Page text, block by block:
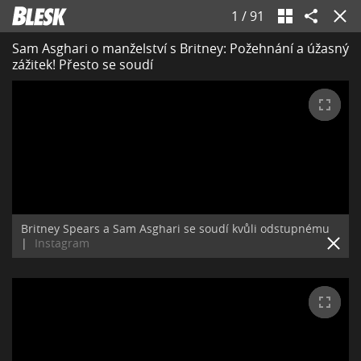
1 / 91
Sam Asghari o manželství s Britney: Požehnání a úžasný
zážitek! Přesto se soudí
Britney Spears a Sam Asghari se soudí kvůli odstupnému
|
Instagram